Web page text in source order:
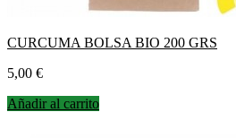
CURCUMA BOLSA BIO 200 GRS
Precio
5,00 €
Añadir al carrito